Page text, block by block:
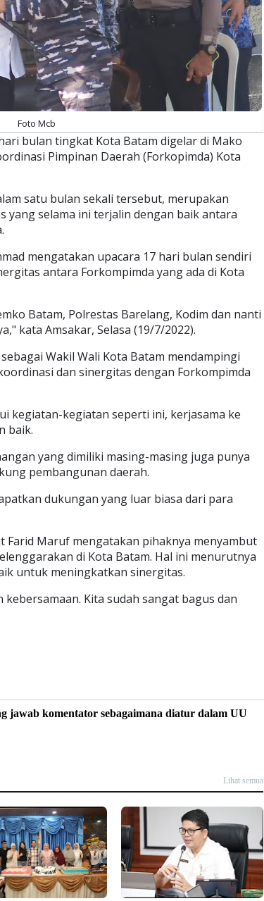
Foto Mcb
bulan tingkat Kota Batam digelar di Mako
Pimpinan Daerah (Forkopimda) Kota
satu bulan sekali tersebut, merupakan
yang selama ini terjalin dengan baik antara
mengatakan upacara 17 hari bulan sendiri
antara Forkompimda yang ada di Kota
Batam, Polrestas Barelang, Kodim dan nanti
kata Amsakar, Selasa (19/7/2022).
Wakil Wali Kota Batam mendampingi
dan sinergitas dengan Forkompimda
kegiatan-kegiatan seperti ini, kerjasama ke
baik.
yang dimiliki masing-masing juga punya
pembangunan daerah.
dukungan yang luar biasa dari para
Farid Maruf mengatakan pihaknya menyambut
di Kota Batam. Hal ini menurutnya
untuk meningkatkan sinergitas.
Kita sudah sangat bagus dan
jawab komentator sebagaimana diatur dalam UU
Lihat semua